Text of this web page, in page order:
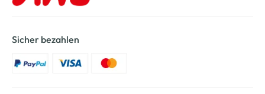
Sicher bezahlen